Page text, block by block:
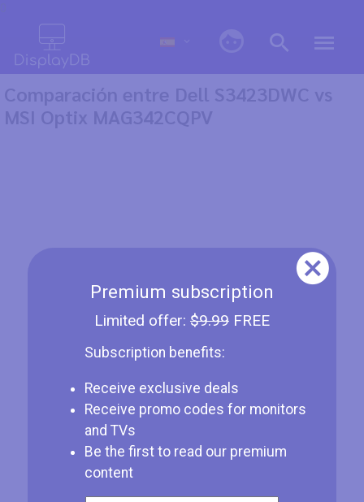
Premium subscription
Limited offer: $9.99FREE
Subscription benefits:
Receive exclusive deals
Receive promo codes for monitors
and TVs
Be the first to read our premium
content
Comparación entre Dell S3423DWC vs
MSI Optix MAG342CQPV